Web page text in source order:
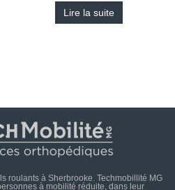
Lire la suite
roulants à Sherbrooke. Techmobillité MG
à mobilité réduite, dans leur